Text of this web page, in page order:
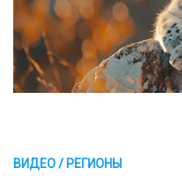
ВИДЕО / РЕГИОНЫ